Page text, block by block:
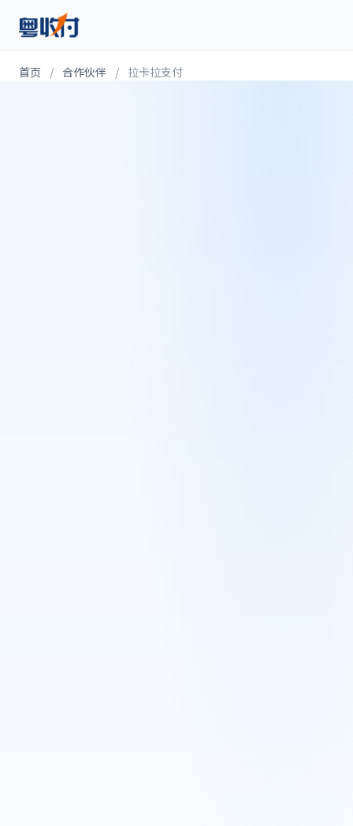
首页 / 合作伙伴 / 拉卡拉支付